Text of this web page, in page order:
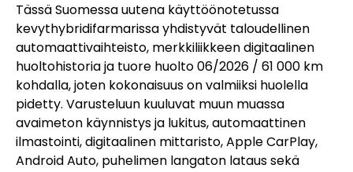
Tässä Suomessa uutena käyttöönotetussa
kevythybridifarmarissa yhdistyvät taloudellinen
automaattivaihteisto, merkkiliikkeen digitaalinen
huoltohistoria ja tuore huolto 06/2026 / 61 000 km
kohdalla, joten kokonaisuus on valmiiksi huolella
pidetty. Varusteluun kuuluvat muun muassa
avaimeton käynnistys ja lukitus, automaattinen
ilmastointi, digitaalinen mittaristo, Apple CarPlay,
Android Auto, puhelimen langaton lataus sekä